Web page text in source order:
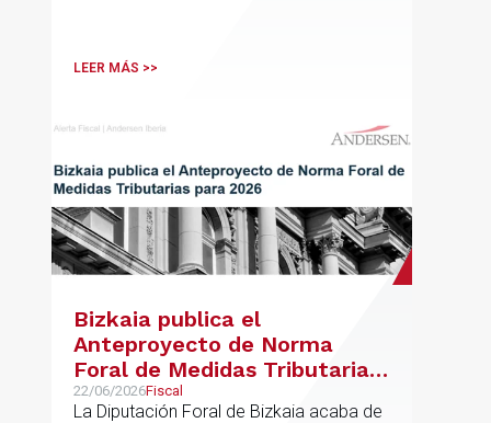
internacionales de la UE
LEER MÁS >>
Bizkaia publica el
Anteproyecto de Norma
Foral de Medidas Tributarias
para 2026
22/06/2026Fiscal
La Diputación Foral de Bizkaia acaba de